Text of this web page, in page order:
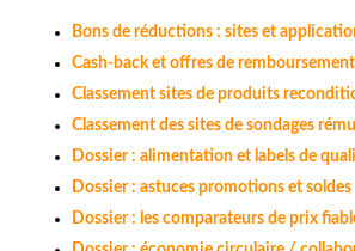
Bons de réductions : sites et
Cash-back et offres de remboursement
Classement sites de produits
Classement des sites de sondages
Dossier : alimentation et labels de
Dossier : astuces promotions et soldes
Dossier : les comparateurs de prix